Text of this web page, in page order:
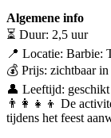
Algemene info
⏳ Duur: 2,5 uur
📍 Locatie: Barbie:
💰 Prijs: zichtbaar
👤 Leeftijd:
👨‍👩‍👧‍👦 De
tijdens het feest